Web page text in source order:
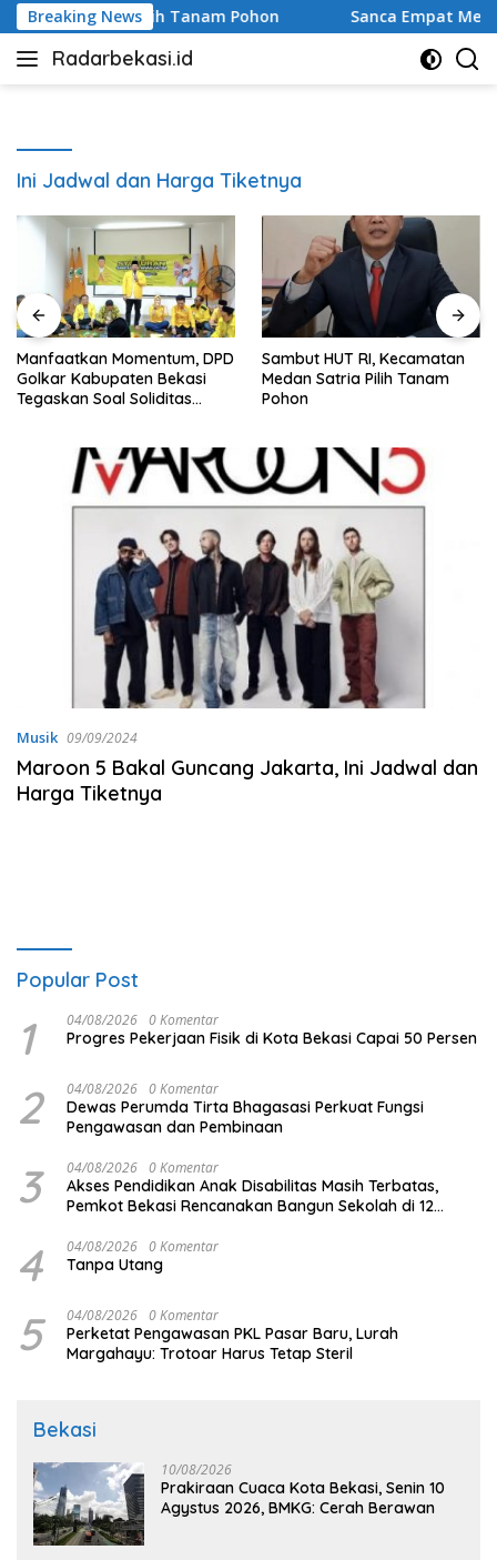
Langsung
ke
konten
Breaking News
Satria Pilih Tanam Pohon Sanca Empat Meter
Radarbekasi.id
Berita
Ini Jadwal dan Harga Tiketnya
Manfaatkan Momentum, DPD
Golkar Kabupaten Bekasi
Tegaskan Soal Soliditas
Sambut HUT RI, Kecamatan
Medan Satria Pilih Tanam
Pohon
Musik 09/09/2024
Maroon 5 Bakal Guncang Jakarta, Ini Jadwal dan
Harga Tiketnya
Popular Post
1 04/08/2026 0 Komentar
Progres Pekerjaan Fisik di Kota Bekasi Capai 50 Persen
2 04/08/2026 0 Komentar
Dewas Perumda Tirta Bhagasasi Perkuat Fungsi
Pengawasan dan Pembinaan
3 04/08/2026 0 Komentar
Akses Pendidikan Anak Disabilitas Masih Terbatas,
Pemkot Bekasi Rencanakan Bangun Sekolah di 12
4 04/08/2026 0 Komentar
Tanpa Utang
5 04/08/2026 0 Komentar
Perketat Pengawasan PKL Pasar Baru, Lurah
Margahayu: Trotoar Harus Tetap Steril
Bekasi
10/08/2026
Prakiraan Cuaca Kota Bekasi, Senin 10
Agystus 2026, BMKG: Cerah Berawan